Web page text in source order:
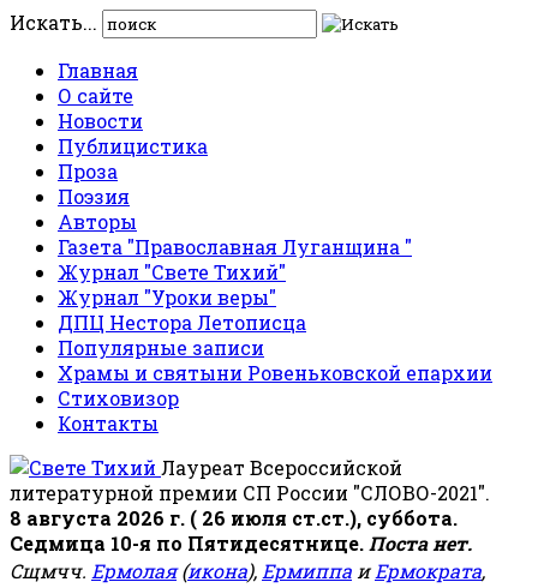
Искать...
Главная
О сайте
Новости
Публицистика
Проза
Поэзия
Авторы
Газета "Православная Луганщина "
Журнал "Свете Тихий"
Журнал "Уроки веры"
ДПЦ Нестора Летописца
Популярные записи
Храмы и святыни Ровеньковской епархии
Стиховизор
Контакты
Лауреат Всероссийской
литературной премии СП России "СЛОВО-2021".
8 августа 2026 г. ( 26 июля ст.ст.), суббота.
Седмица 10-я по Пятидесятнице. Поста нет.
Сщмчч. Ермолая(икона), Ермиппа иЕрмократа,